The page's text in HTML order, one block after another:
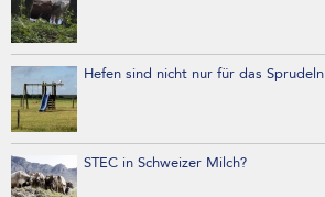
Hefen sind nicht nur für das
STEC in Schweizer Milch?